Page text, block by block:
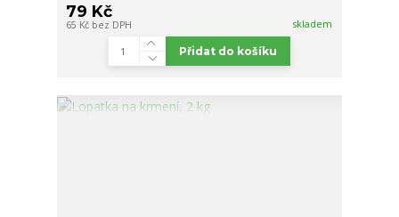
79 Kč
65 Kč bez DPH skladem
Přidat do košíku